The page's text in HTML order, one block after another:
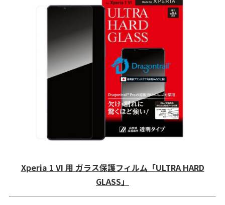
Xperia 1 VI 用 ガラス保護フィルム「ULTRA HARD
GLASS」